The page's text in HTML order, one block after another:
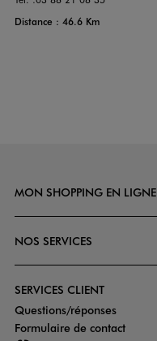
Distance : 46.6 Km
MON SHOPPING EN LIGNE
NOS SERVICES
SERVICES CLIENT
Questions/réponses
Formulaire de contact